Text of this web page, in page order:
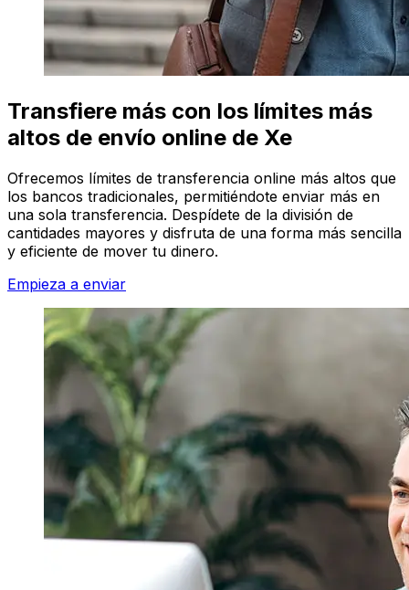
Transfiere más con los límites más
altos de envío online de Xe
Ofrecemos límites de transferencia online más altos que
los bancos tradicionales, permitiéndote enviar más en
una sola transferencia. Despídete de la división de
cantidades mayores y disfruta de una forma más sencilla
y eficiente de mover tu dinero.
Empieza a enviar